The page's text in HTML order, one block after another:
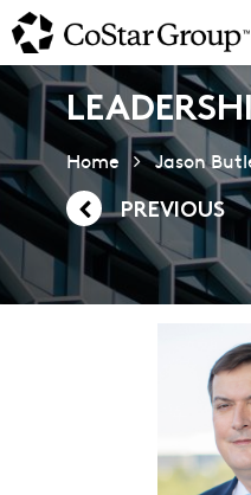
Skip
to
main
content
Home Jason
PREVIOUS